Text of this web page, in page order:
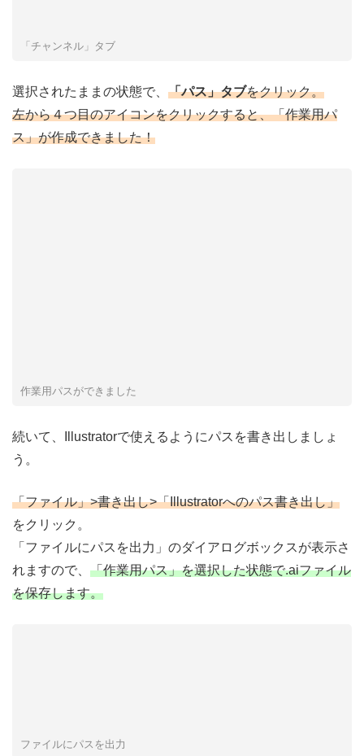
「チャンネル」タブ
選択されたままの状態で、 「パス」タブをクリック。
左から４つ目のアイコンをクリックすると、「作業用パ
ス」が作成できました！
作業用パスができました
続いて、Illustratorで使えるようにパスを書き出しましょ
う。
「ファイル」>書き出し>「Illustratorへのパス書き出し」
をクリック。
「ファイルにパスを出力」のダイアログボックスが表示さ
れますので、 「作業用パス」を選択した状態で.aiファイル
を保存します。
ファイルにパスを出力